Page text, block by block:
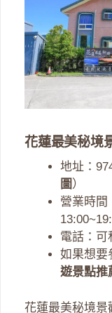
花蓮最美秘境
地址：
圖）
營業時間
電話：可
如果想要
遊景點推
花蓮最美秘境景